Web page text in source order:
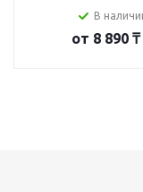
В
от 8 890 ₸